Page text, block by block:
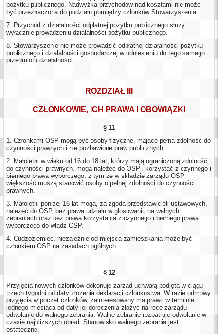
pożytku publicznego. Nadwyżka przychodów nad kosztami nie może
być przeznaczona do podziału pomiędzy członków Stowarzyszenia.
7. Przychód z działalności odpłatnej pożytku publicznego służy
wyłącznie prowadzeniu działalności pożytku publicznego.
8. Stowarzyszenie nie może prowadzić odpłatnej działalności pożytku
publicznego i działalności gospodarczej w odniesieniu do tego samego
przedmiotu działalności.
ROZDZIAŁ III
CZŁONKOWIE, ICH PRAWA I OBOWIĄZKI
§ 11
1. Członkami OSP mogą być osoby fizyczne, mające pełną zdolność do
czynności prawnych i nie pozbawione praw publicznych.
2. Małoletni w wieku od 16 do 18 lat, którzy mają ograniczoną zdolność
do czynności prawnych, mogą należeć do OSP i korzystać z czynnego i
biernego prawa wyborczego, z tym że w składzie zarządu OSP
większość muszą stanowić osoby o pełnej zdolności do czynności
prawnych.
3. Małoletni poniżej 16 lat mogą, za zgodą przedstawicieli ustawowych,
należeć do OSP, bez prawa udziału w głosowaniu na walnych
zebraniach oraz bez prawa korzystania z czynnego i biernego prawa
wyborczego do władz OSP.
4. Cudzoziemiec, niezależnie od miejsca zamieszkania może być
członkiem OSP na zasadach ogólnych.
§ 12
Przyjęcia nowych członków dokonuje zarząd uchwałą podjętą w ciągu
trzech tygodni od daty złożenia deklaracji członkostwa. W razie odmowy
przyjęcia w poczet członków, zainteresowany ma prawo w terminie
jednego miesiąca od daty jej doręczenia złożyć na ręce zarządu
odwołanie do walnego zebrania. Walne zebranie rozpatruje odwołanie w
czasie najbliższych obrad. Stanowisko walnego zebrania jest
ostateczne.